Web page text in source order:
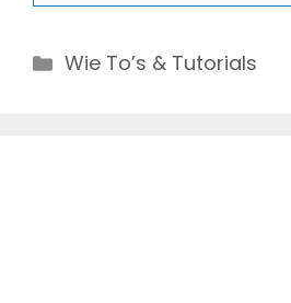
Categories
Wie To’s & Tutorials